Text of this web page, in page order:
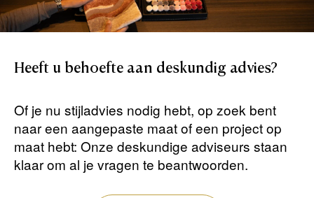
Heeft u behoefte aan deskundig advies?
Of je nu stijladvies nodig hebt, op zoek bent
naar een aangepaste maat of een project op
maat hebt: Onze deskundige adviseurs staan ​​
klaar om al je vragen te beantwoorden.